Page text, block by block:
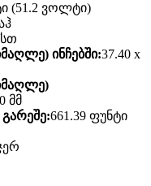
(51.2 ვოლტი)
სთ
ინჩებში:37.40 x
მმ
661.39 ფუნტი